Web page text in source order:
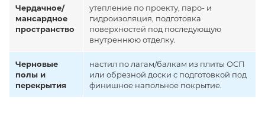
Чердачное/
мансардное
пространство
утепление по проекту, паро- и
гидроизоляция, подготовка
поверхностей под последующую
внутреннюю отделку.
Черновые
полы и
перекрытия
настил по лагам/балкам из плиты ОСП
или обрезной доски с подготовкой под
финишное напольное покрытие.